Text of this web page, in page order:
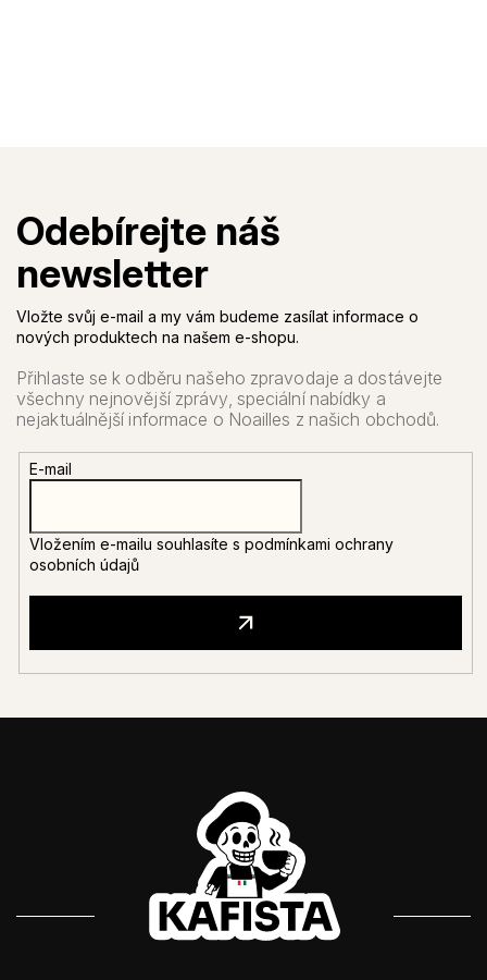
Vložte svůj e-mail a my vám budeme zasílat informace o
nových produktech na našem e-shopu.
E-mail
Vložením e-mailu souhlasíte s podmínkami ochrany
osobních údajů